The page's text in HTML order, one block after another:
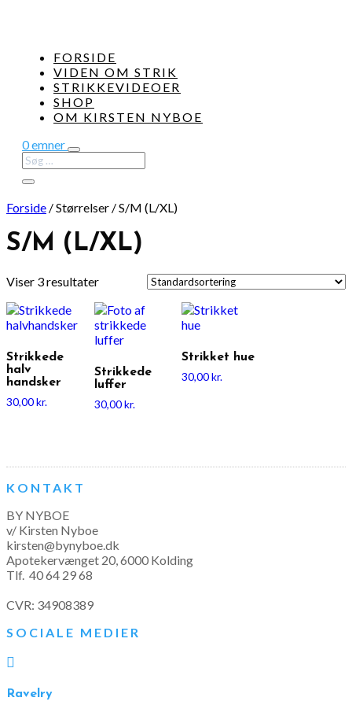
FORSIDE
VIDEN OM STRIK
STRIKKEVIDEOER
SHOP
OM KIRSTEN NYBOE
0 emner
Forside /Størrelser /S/M (L/XL)
S/M (L/XL)
Viser 3 resultater
Strikkede
halv
handsker
30,00kr.
Strikkede
luffer
30,00kr.
Strikket hue
30,00kr.
KONTAKT
BY NYBOE
v/ Kirsten Nyboe
kirsten@bynyboe.dk
Apotekervænget 20, 6000 Kolding
Tlf. 40 64 29 68
CVR: 34908389
SOCIALE MEDIER

Ravelry